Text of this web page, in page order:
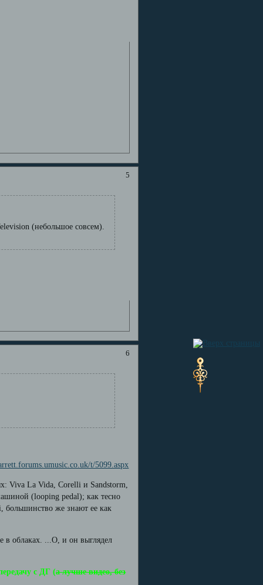
5
(небольшое совсем).
6
t/5099.aspx
Viva La Vida, Corelli и Sandstorm,
(looping pedal); как тесно
большинство же знают ее как
в облаках. ...О, и он выглядел
с ДГ (а лучше видео, без